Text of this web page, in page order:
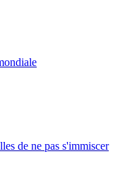
de ne pas s'immiscer